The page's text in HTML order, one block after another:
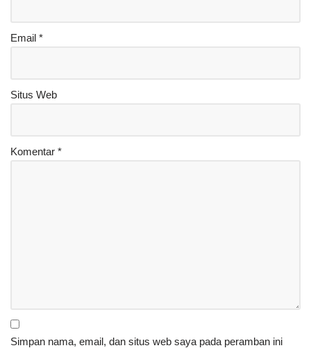
Email *
Situs Web
Komentar *
Simpan nama, email, dan situs web saya pada peramban ini